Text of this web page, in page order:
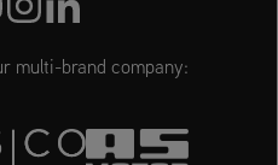
multi-brand company: